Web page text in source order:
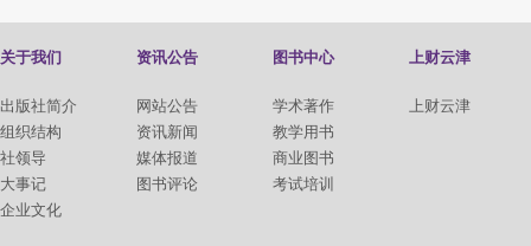
关于我们
出版社简介
组织结构
社领导
大事记
企业文化
资讯公告
网站公告
资讯新闻
媒体报道
图书评论
图书中心
学术著作
教学用书
商业图书
考试培训
上财云津
上财云津